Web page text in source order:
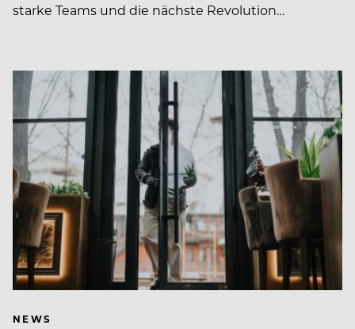
starke Teams und die nächste Revolution…
NEWS